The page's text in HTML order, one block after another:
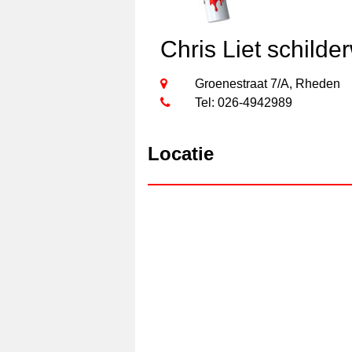
Chris Liet
Groenestraat 7/A, Rheden
Tel: 026-4942989
Locatie